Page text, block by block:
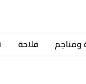
ومناجم فلاحة